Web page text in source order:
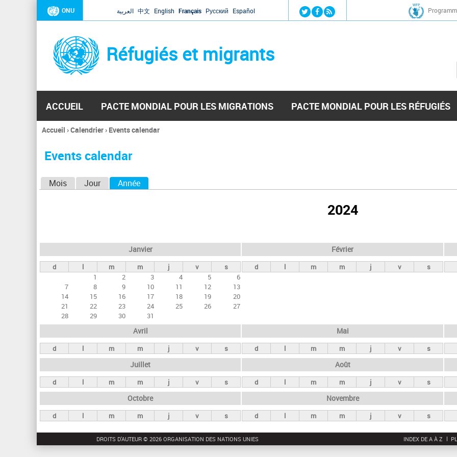
Jump to navigation
ONU العربية 中文 English Français Русский Español
Réfugiés et migrants
ACCUEIL PACTE MONDIAL POUR LES MIGRATIONS PACTE MONDIAL POUR LES RÉFUGIÉS
Vous
ici
Accueil ›Calendrier› Events calendar
Events calendar
e
t
s
n
c
i
p
a
x
Mois Jour Année
2024
Janvier
d l m m j v
s
1
2 3 4 5
6
7
8 9 10 11 12
13
14
15 16 17 18 19
20
21
22 23 24 25 26
27
28
29 30 31
Février
d l m m j v s
Avril
d l m m j v s
Mai
d l m m j v s
Juillet
d l m m j v s
Août
d l m m j v s
Octobre
d l m m j v s
Novembre
d l m m j v s
DROITS D'AUTEUR © 2026 ORGANISATION DES NATIONS UNIES INDEX DE A À Z